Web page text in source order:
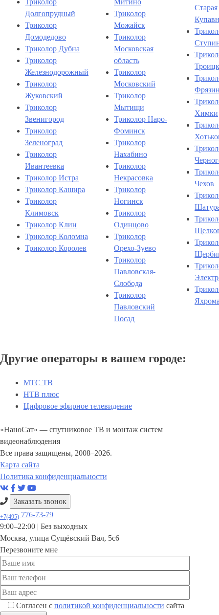
Триколор
Долгопрудный
Триколор
Домодедово
Триколор Дубна
Триколор
Железнодорожный
Триколор
Жуковский
Триколор
Звенигород
Триколор
Зеленоград
Триколор
Ивантеевка
Триколор Истра
Триколор Кашира
Триколор
Климовск
Триколор Клин
Триколор Коломна
Триколор Королев
Митино
Триколор
Можайск
Триколор
Московская
область
Триколор
Московский
Триколор
Мытищи
Триколор Наро-
Фоминск
Триколор
Нахабино
Триколор
Некрасовка
Триколор
Ногинск
Триколор
Одинцово
Триколор
Орехо-Зуево
Триколор
Павловская-
Слобода
Триколор
Павловский
Посад
Старая
Троицк
Химки
Чехов
Другие операторы в вашем городе:
МТС ТВ
НТВ плюс
Цифровое эфирное телевидение
«НаноСат» — спутниковое ТВ и монтаж систем
видеонаблюдения
Все права защищены, 2008–2026.
Карта сайта
Политика конфиденциальности
Заказать звонок
+7(495) 776-73-79
9:00–22:00 | Без выходных
Москва, улица Сущёвский Вал, 5с6
Перезвоните мне
Согласен с политикой конфиденциальности сайта